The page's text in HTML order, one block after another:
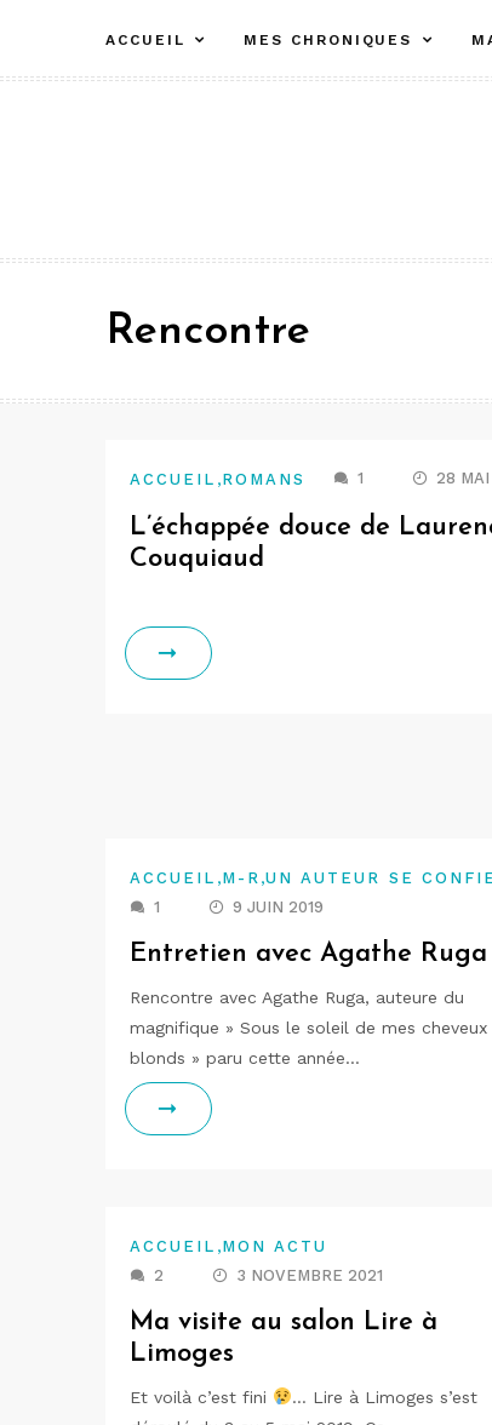
contenu
ACCUEIL MES CHRONIQUES
Rencontre
ACCUEIL ,ROMANS 1 28 MAI
L’échappée douce de
Couquiaud
ACCUEIL ,M-R ,UN AUTEUR SE
1
9 JUIN 2019
Entretien avec Agathe Ruga
Rencontre avec Agathe Ruga, auteure du
magnifique » Sous le soleil de mes cheveux
blonds » paru cette année…
ACCUEIL ,MON ACTU
2
3 NOVEMBRE 2021
Ma visite au salon Lire à
Limoges
Et voilà c’est fini
… Lire à Limoges s’est